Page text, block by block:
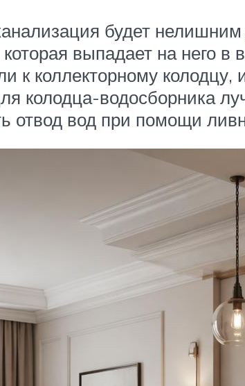
будет
выпадает на него
к коллекторному
колодца-водосборника
отвод вод при помощи